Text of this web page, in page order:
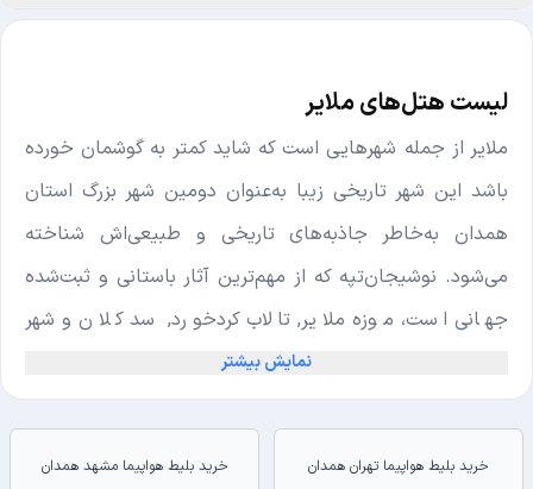
لیست هتل‌های ملایر
ملایر از جمله شهرهایی است که شاید کمتر به گوشمان خورده
باشد این شهر تاریخی زیبا به‌عنوان دومین شهر بزرگ استان
همدان به‌خاطر جاذبه‌های تاریخی و طبیعی‌اش شناخته
می‌شود. نوشیجان‌تپه که از مهم‌ترین آثار باستانی و ثبت‌شده
جهانی است، موزه ملایر, تالاب کردخورد, سد کلان و شهر
زیرزمینی سامن تنها بخشی از دیدنی‌های این شهر هستند که
هر سال گردشگران زیادی را جذب می‌کنند. در چنین مقصدی،
نمایش بیشتر
خرید بلیط هواپیما تهران همدان خرید بلیط هواپیما مشهد همدان